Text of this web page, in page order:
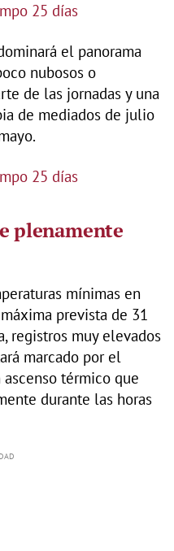
25 días
el panorama
nubosos o
de las jornadas y una
de mediados de julio
25 días
plenamente
mínimas en
prevista de 31
registros muy elevados
marcado por el
térmico que
durante las horas